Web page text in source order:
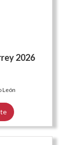
2026
León